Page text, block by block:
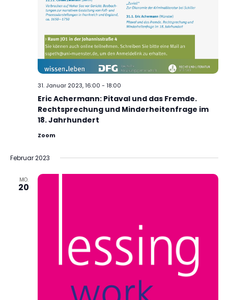
Eric Achermann: Pitaval und das Fremde.
Rechtsprechung und Minderheitenfrage im
18. Jahrhundert
31. Januar 2023, 16:00 - 18:00
Zoom
Februar 2023
MO.
20